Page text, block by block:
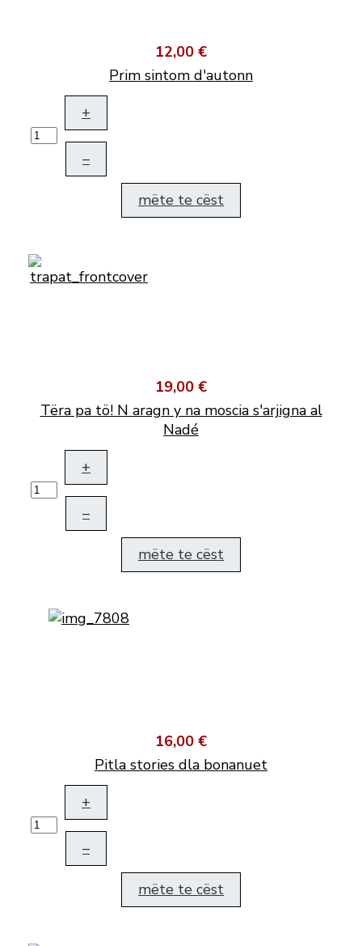
12,00 €
Prim sintom d'autonn
+
–
mëte te cëst
19,00 €
Tëra pa tö! N aragn y na moscia s'arjigna al
Nadé
+
–
mëte te cëst
16,00 €
Pitla stories dla bonanuet
+
–
mëte te cëst